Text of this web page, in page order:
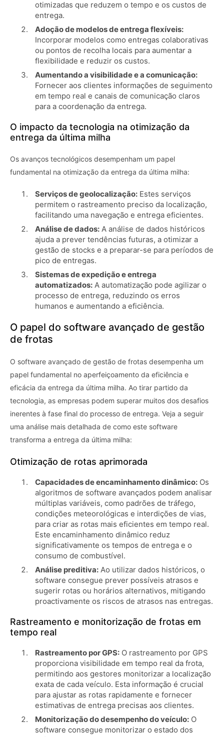
otimizadas que reduzem o tempo e os custos de
entrega.
Adoção de modelos de entrega flexíveis:
Incorporar modelos como entregas colaborativas
ou pontos de recolha locais para aumentar a
flexibilidade e reduzir os custos.
Aumentando a visibilidade e a comunicação:
Fornecer aos clientes informações de seguimento
em tempo real e canais de comunicação claros
para a coordenação da entrega.
O impacto da tecnologia na otimização da
entrega da última milha
Os avanços tecnológicos desempenham um papel
fundamental na otimização da entrega da última milha:
Serviços de geolocalização: Estes serviços
permitem o rastreamento preciso da localização,
facilitando uma navegação e entrega eficientes.
Análise de dados: A análise de dados históricos
ajuda a prever tendências futuras, a otimizar a
gestão de stocks e a preparar-se para períodos de
pico de entregas.
Sistemas de expedição e entrega
automatizados: A automatização pode agilizar o
processo de entrega, reduzindo os erros
humanos e aumentando a eficiência.
O papel do software avançado de gestão
de frotas
O software avançado de gestão de frotas desempenha um
papel fundamental no aperfeiçoamento da eficiência e
eficácia da entrega da última milha. Ao tirar partido da
tecnologia, as empresas podem superar muitos dos desafios
inerentes à fase final do processo de entrega. Veja a seguir
uma análise mais detalhada de como este software
transforma a entrega da última milha:
Otimização de rotas aprimorada
Capacidades de encaminhamento dinâmico: Os
algoritmos de software avançados podem analisar
múltiplas variáveis, como padrões de tráfego,
condições meteorológicas e interdições de vias,
para criar as rotas mais eficientes em tempo real.
Este encaminhamento dinâmico reduz
significativamente os tempos de entrega e o
consumo de combustível.
Análise preditiva: Ao utilizar dados históricos, o
software consegue prever possíveis atrasos e
sugerir rotas ou horários alternativos, mitigando
proactivamente os riscos de atrasos nas entregas.
Rastreamento e monitorização de frotas em
tempo real
Rastreamento por GPS: O rastreamento por GPS
proporciona visibilidade em tempo real da frota,
permitindo aos gestores monitorizar a localização
exata de cada veículo. Esta informação é crucial
para ajustar as rotas rapidamente e fornecer
estimativas de entrega precisas aos clientes.
Monitorização do desempenho do veículo: O
software consegue monitorizar o estado dos